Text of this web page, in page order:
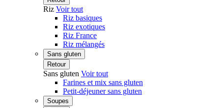
Riz Voir tout
Riz basiques
Riz exotiques
Riz France
Riz mélangés
Sans gluten
Retour
Sans gluten Voir tout
Farines et mix sans gluten
Petit-déjeuner sans gluten
Soupes